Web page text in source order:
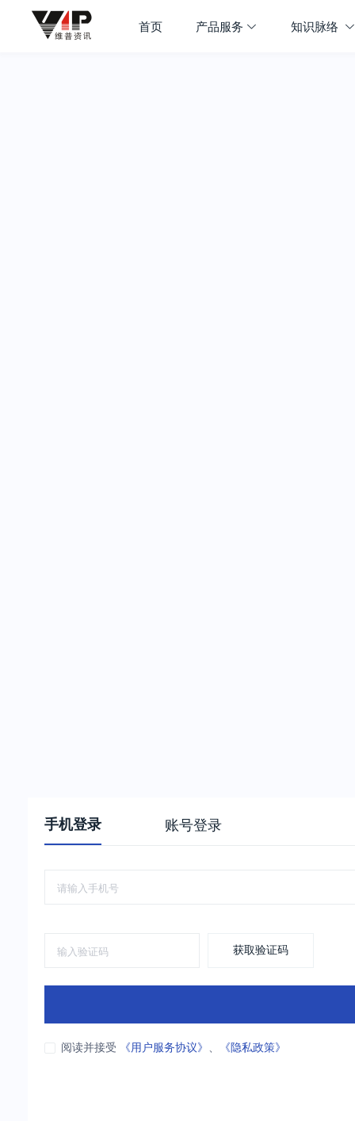
首页 产品服务 知识脉络
手机登录 账号登录
获取验证码
阅读并接受 《用户服务协议》 、 《隐私政策》